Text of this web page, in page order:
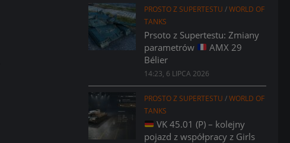
PROSTO Z SUPERTESTU /WORLD OF
TANKS
Prsoto z Supertestu: Zmiany
parametrów
AMX 29
Bélier
14:23, 6 LIPCA 2026
PROSTO Z SUPERTESTU /WORLD OF
TANKS
VK 45.01 (P) – kolejny
pojazd z współpracy z Girls